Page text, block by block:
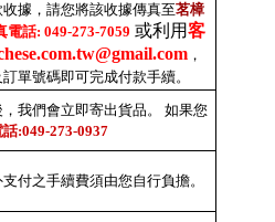
據，請您將該收據傳真至茗樟
電話: 049-273-7059 或利用客
，
單號碼即可完成付款手續。
我們會立即寄出貨品。 如果您
:049-273-0937
付之手續費須由您自行負擔。